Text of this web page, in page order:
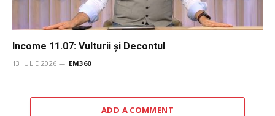
Income 11.07: Vulturii şi Decontul
13 IULIE 2026 EM360
ADD A COMMENT